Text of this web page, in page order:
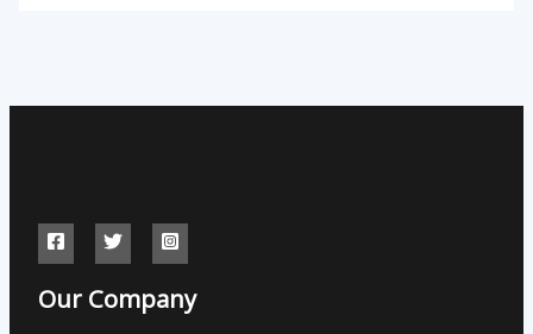
Our Company